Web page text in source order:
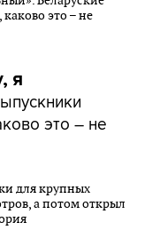
я
это – не